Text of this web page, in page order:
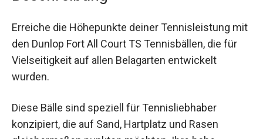
mit den Dunlop Fort All Court TS Tennisbällen, die
für Vielseitigkeit auf allen Belagarten entwickelt
wurden.
konzipiert, die auf Sand, Hartplatz und Rasen
gleichermaßen punkten möchten. Ihre hohe